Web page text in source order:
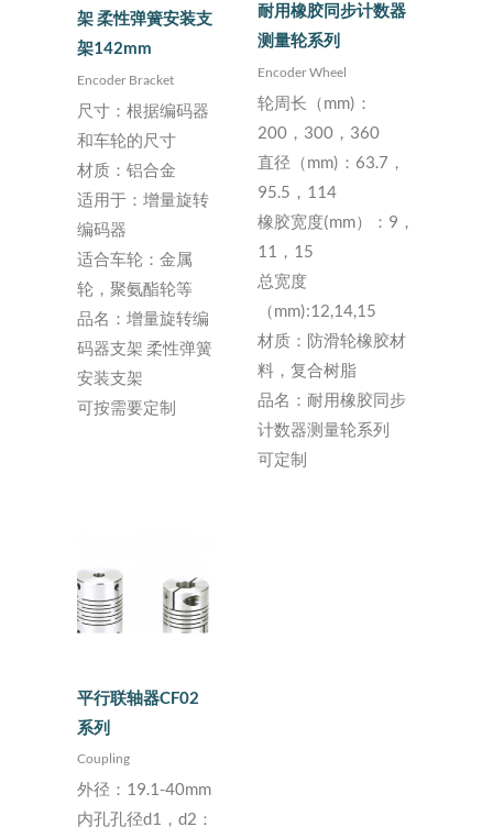
架 柔性弹簧安装支
架142mm
Encoder Bracket
尺寸：根据编码器
和车轮的尺寸
材质：铝合金
适用于：增量旋转
编码器
适合车轮：金属
轮，聚氨酯轮等
品名：增量旋转编
码器支架 柔性弹簧
安装支架
可按需要定制
耐用橡胶同步计数器
测量轮系列
Encoder Wheel
轮周长（mm)：
200，300，360
直径（mm)：63.7，
95.5，114
橡胶宽度(mm）：9，
11，15
总宽度
（mm):12,14,15
材质：防滑轮橡胶材
料，复合树脂
品名：耐用橡胶同步
计数器测量轮系列
可定制
平行联轴器CF02
系列
Coupling
外径：19.1-40mm
内孔孔径d1，d2：